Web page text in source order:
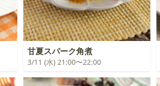
甘夏スパーク角煮
3/11 (水) 21:00〜22:00